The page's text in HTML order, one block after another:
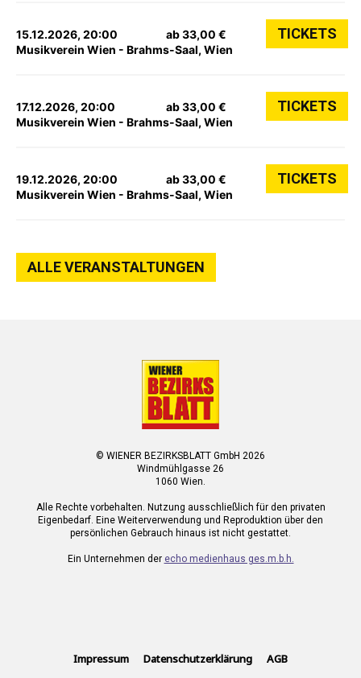
15.12.2026, 20:00
Musikverein Wien - Brahms-Saal, Wien
ab 33,00 € TICKETS
17.12.2026, 20:00
Musikverein Wien - Brahms-Saal, Wien
ab 33,00 € TICKETS
19.12.2026, 20:00
Musikverein Wien - Brahms-Saal, Wien
ab 33,00 € TICKETS
ALLE VERANSTALTUNGEN
© WIENER BEZIRKSBLATT GmbH 2026
Windmühlgasse 26
1060 Wien.
Alle Rechte vorbehalten. Nutzung ausschließlich für den privaten
Eigenbedarf. Eine Weiterverwendung und Reproduktion über den
persönlichen Gebrauch hinaus ist nicht gestattet.
Ein Unternehmen der echo medienhaus ges.m.b.h.
Impressum Datenschutzerklärung AGB